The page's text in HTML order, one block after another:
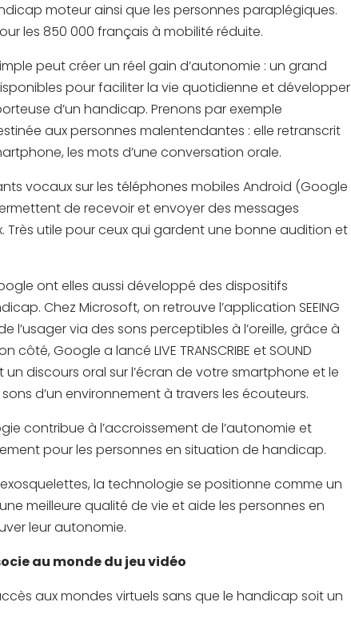
moteur ainsi que les personnes paraplégiques.
les 850 000 français à mobilité réduite.
peut créer un réel gain d’autonomie : un grand
pour faciliter la vie quotidienne et développer
d’un handicap. Prenons par exemple
aux personnes malentendantes : elle retranscrit
les mots d’une conversation orale.
vocaux sur les téléphones mobiles Android (Google
de recevoir et envoyer des messages
Très utile pour ceux qui gardent une bonne audition et
ont elles aussi développé des dispositifs
Chez Microsoft, on retrouve l’application SEEING
l’usager via des sons perceptibles à l’oreille, grâce à
Google a lancé LIVE TRANSCRIBE et SOUND
un discours oral sur l’écran de votre smartphone et le
d’un environnement à travers les écouteurs.
contribue à l’accroissement de l’autonomie et
pour les personnes en situation de handicap.
la technologie se positionne comme un
meilleure qualité de vie et aide les personnes en
leur autonomie.
au monde du jeu vidéo
aux mondes virtuels sans que le handicap soit un